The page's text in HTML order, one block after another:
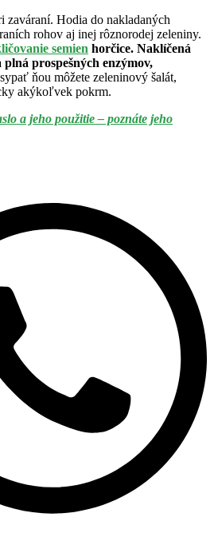
zaváraní. Hodia do nakladaných
rohov aj inej rôznorodej zeleniny.
semien horčice. Naklíčená
prospešných enzýmov,
ňou môžete zeleninový šalát,
akýkoľvek pokrm.
a jeho použitie – poznáte jeho